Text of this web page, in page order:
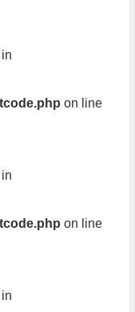
on line
on line